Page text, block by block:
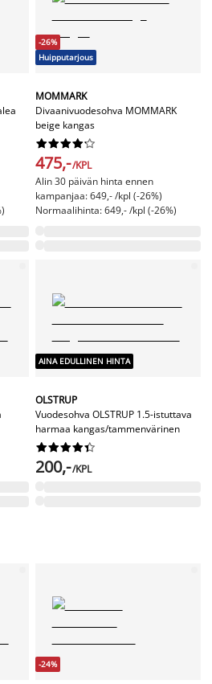
-26%
Huipputarjous
MOMMARK
Divaanivuodesohva MOMMARK
beige kangas






475,-/KPL
Alin 30 päivän hinta ennen
kampanjaa: 649,- /kpl (-26%)
Normaalihinta: 649,- /kpl (-26%)
AINA EDULLINEN HINTA
OLSTRUP
Vuodesohva OLSTRUP 1.5-istuttava
harmaa kangas/tammenvärinen






200,-/KPL
-24%